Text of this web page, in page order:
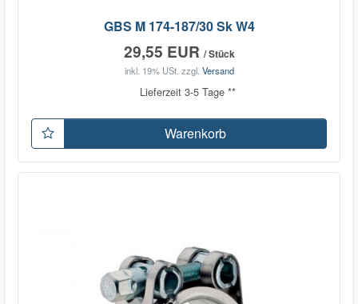
GBS M 174-187/30 Sk W4
29,55 EUR / Stück
inkl. 19% USt. zzgl. Versand
Lieferzeit 3-5 Tage **
Warenkorb